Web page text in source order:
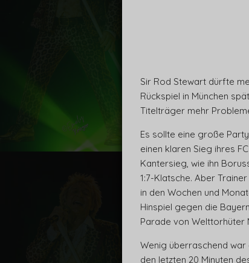
Sir Rod Stewart dürfte
Rückspiel in München
Titelträger mehr
Es sollte eine große
einen klaren Sieg ihres
Kantersieg, wie ihn
1:7-Klatsche. Aber
in den Wochen und
Hinspiel gegen die
Parade von Welttorhüter
Wenig überraschend war
den letzten 20 Minuten